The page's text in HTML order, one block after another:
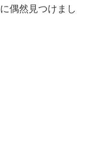
偶然見つけまし